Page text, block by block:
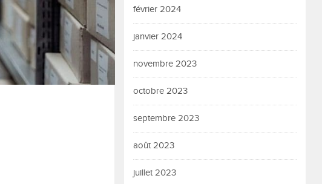
février 2024
janvier 2024
novembre 2023
octobre 2023
septembre 2023
août 2023
juillet 2023